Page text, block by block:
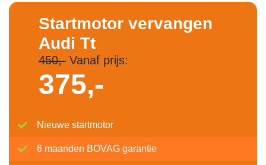
Startmotor vervangen
Audi Tt
450,-Vanaf prijs:
375,-
Nieuwe startmotor
6 maanden BOVAG garantie